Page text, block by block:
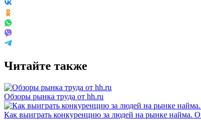
Читайте также
Обзоры рынка труда от hh.ru
Как выиграть конкуренцию за людей на рынке найма.